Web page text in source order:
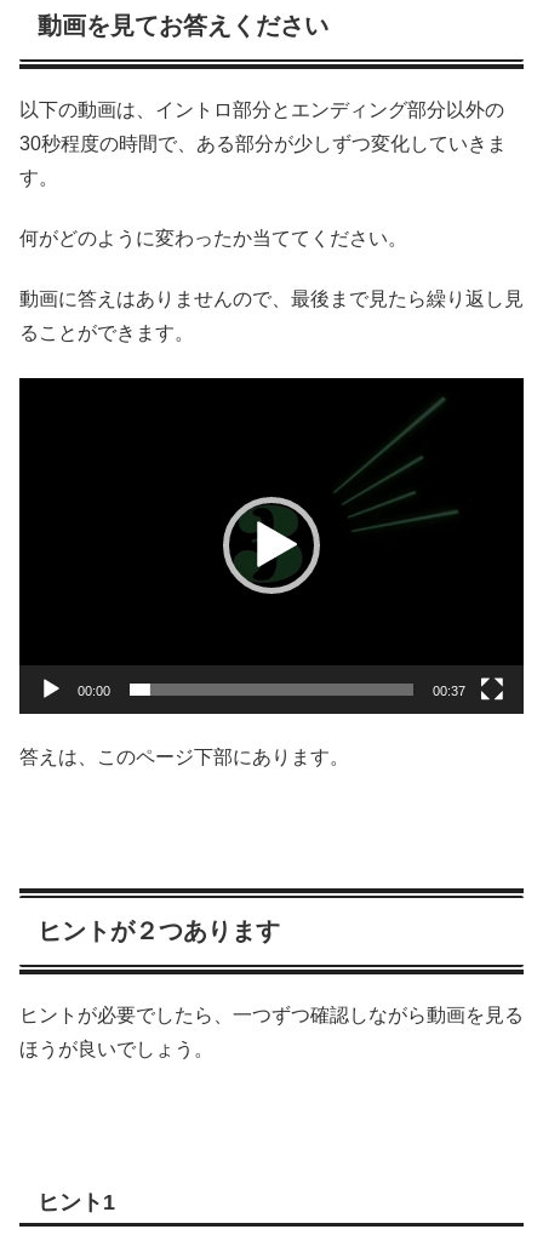
動画を見てお答えください
以下の動画は、イントロ部分とエンディング部分以外の
30秒程度の時間で、ある部分が少しずつ変化していきま
す。
何がどのように変わったか当ててください。
動画に答えはありませんので、最後まで見たら繰り返し見
ることができます。
00:00 00:37
答えは、このページ下部にあります。
ヒントが２つあります
ヒントが必要でしたら、一つずつ確認しながら動画を見る
ほうが良いでしょう。
ヒント1